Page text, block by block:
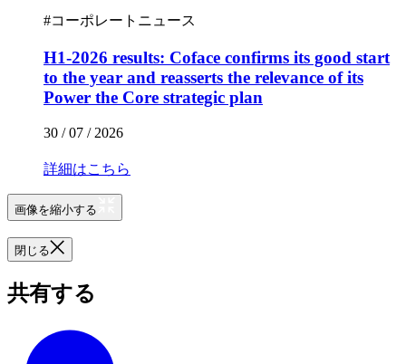
#コーポレートニュース
H1-2026 results: Coface confirms its good start
to the year and reasserts the relevance of its
Power the Core strategic plan
30 / 07 / 2026
詳細はこちら
画像を縮小する
閉じる
共有する